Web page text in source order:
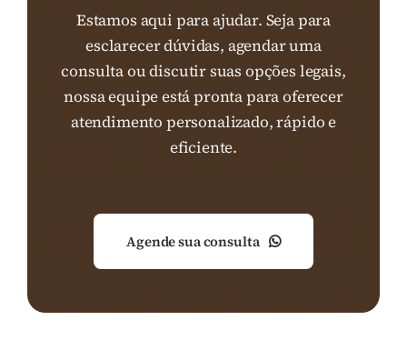
Estamos aqui para ajudar. Seja para
esclarecer dúvidas, agendar uma
consulta ou discutir suas opções legais,
nossa equipe está pronta para oferecer
atendimento personalizado, rápido e
eficiente.
Agende sua consulta